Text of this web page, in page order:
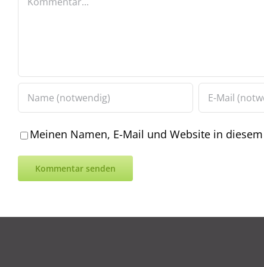
Meinen Namen, E-Mail und Website in